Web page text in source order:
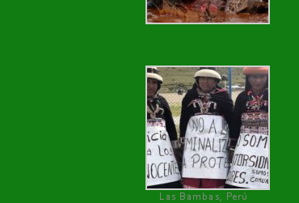
Las Bambas, Perú